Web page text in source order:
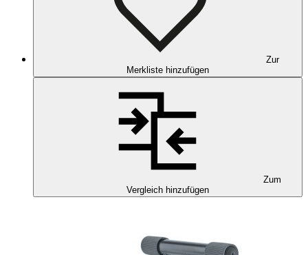
Zur
Merkliste hinzufügen
Zum
Vergleich hinzufügen